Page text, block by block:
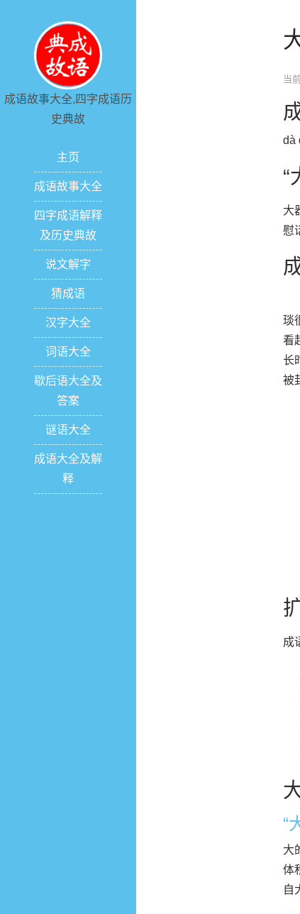
成语故事大全,四字成语历
史典故
主页
成语故事大全
四字成语解释
及历史典故
说文解字
猜成语
汉字大全
词语大全
歇后语大全及
答案
谜语大全
成语大全及解
释
当
dà
“
大
慰
琰
看
长
被
成
“
大
体
自